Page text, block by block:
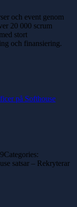
och event genom
20 000 scrum
stort
och finansiering.
på Softhouse
Categories:
satsar – Rekryterar